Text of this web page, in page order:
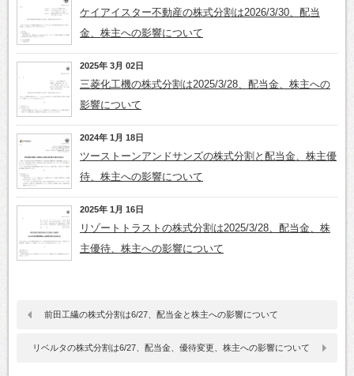
ケイアイスター不動産の株式分割は2026/3/30、配当
金、株主への影響について
2025年 3月 02日
三菱化工機の株式分割は2025/3/28、配当金、株主への
影響について
2024年 1月 18日
ツーストーンアンドサンズの株式分割と配当金、株主優
待、株主への影響について
2025年 1月 16日
リゾートトラストの株式分割は2025/3/28、配当金、株
主優待、株主への影響について
前田工繊の株式分割は6/27、配当金と株主への影響について
リベルタの株式分割は6/27、配当金、優待変更、株主への影響について